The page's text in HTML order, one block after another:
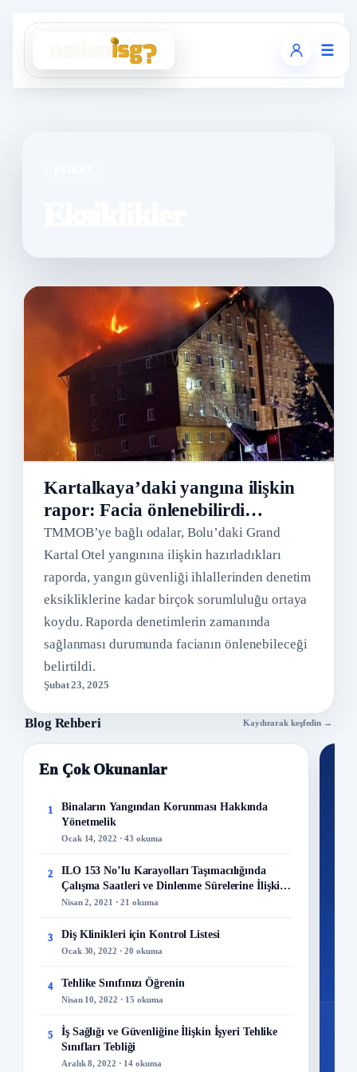
☰
Kartalkaya’daki yangına ilişkin
rapor: Facia önlenebilirdi…
TMMOB’ye bağlı odalar, Bolu’daki Grand
Kartal Otel yangınına ilişkin hazırladıkları
raporda, yangın güvenliği ihlallerinden denetim
eksikliklerine kadar birçok sorumluluğu ortaya
koydu. Raporda denetimlerin zamanında
sağlanması durumunda facianın önlenebileceği
belirtildi.
Şubat 23, 2025
Blog Rehberi Kaydırarak keşfedin →
En Çok Okunanlar
1
Binaların Yangından Korunması Hakkında
Yönetmelik
Ocak 14, 2022 · 43 okuma
2
ILO 153 No’lu Karayolları Taşımacılığında
Çalışma Saatleri ve Dinlenme Sürelerine İlişkin
Sözleşme
Nisan 2, 2021 · 21 okuma
3 Diş Klinikleri için Kontrol Listesi
Ocak 30, 2022 · 20 okuma
4 Tehlike Sınıfınızı Öğrenin
Nisan 10, 2022 · 15 okuma
5
İş Sağlığı ve Güvenliğine İlişkin İşyeri Tehlike
Sınıfları Tebliği
Aralık 8, 2022 · 14 okuma